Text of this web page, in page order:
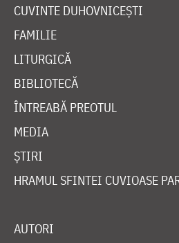
CUVINTE DUHOVNICEȘTI
FAMILIE
LITURGICĂ
BIBLIOTECĂ
ÎNTREABĂ PREOTUL
MEDIA
ȘTIRI
HRAMUL SFINTEI CUVIOASE
AUTORI